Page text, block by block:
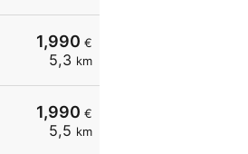
1,990 €
5,3 km
1,990 €
5,5 km